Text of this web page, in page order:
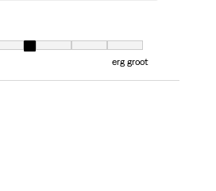
is aan Heel klein en 7 gelijk is aan erg groot
erg groot